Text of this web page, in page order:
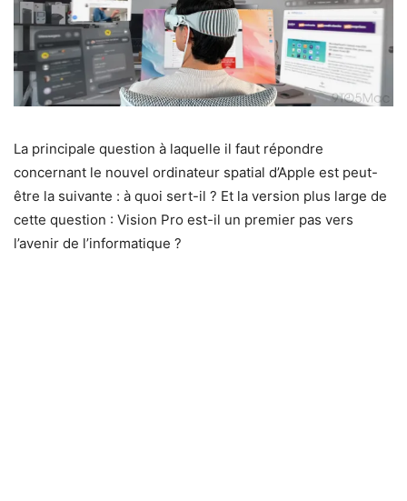
La principale question à laquelle il faut répondre
concernant le nouvel ordinateur spatial d’Apple est peut-
être la suivante : à quoi sert-il ? Et la version plus large de
cette question : Vision Pro est-il un premier pas vers
l’avenir de l’informatique ?